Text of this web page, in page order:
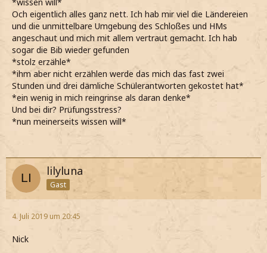
*wissen will*
Och eigentlich alles ganz nett. Ich hab mir viel die Ländereien
und die unmittelbare Umgebung des Schloßes und HMs
angeschaut und mich mit allem vertraut gemacht. Ich hab
sogar die Bib wieder gefunden
*stolz erzähle*
*ihm aber nicht erzählen werde das mich das fast zwei
Stunden und drei dämliche Schülerantworten gekostet hat*
*ein wenig in mich reingrinse als daran denke*
Und bei dir? Prüfungsstress?
*nun meinerseits wissen will*
lilyluna
Gast
4. Juli 2019 um 20:45
Nick